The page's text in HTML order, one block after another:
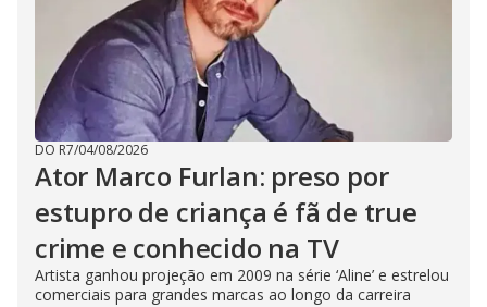
DO R7/04/08/2026
Ator Marco Furlan: preso por
estupro de criança é fã de true
crime e conhecido na TV
Artista ganhou projeção em 2009 na série ‘Aline’ e estrelou
comerciais para grandes marcas ao longo da carreira